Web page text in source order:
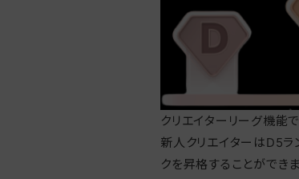
クリエイターリーグ機能で
新人クリエイターはD5ラ
クを昇格することができま